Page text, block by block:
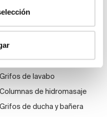
de ducha
Grifos de lavabo
Columnas de hidromasaje
Grifos de ducha y bañera